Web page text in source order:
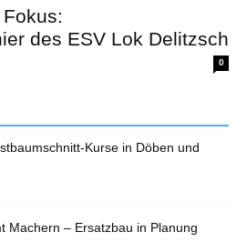
des ESV Lok Delitzsch
0
Kurse in Döben und
Machern – Ersatzbau in Planung